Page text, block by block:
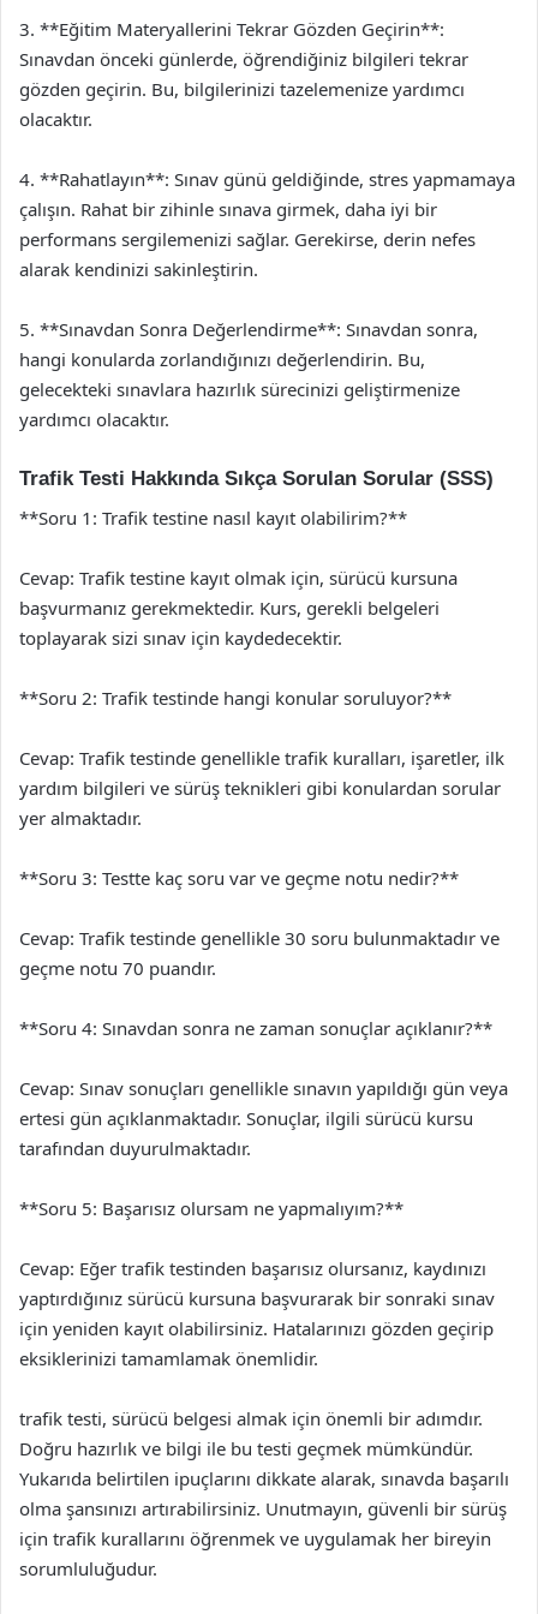
3. **Eğitim Materyallerini Tekrar Gözden Geçirin**:
Sınavdan önceki günlerde, öğrendiğiniz bilgileri tekrar
gözden geçirin. Bu, bilgilerinizi tazelemenize yardımcı
olacaktır.
4. **Rahatlayın**: Sınav günü geldiğinde, stres yapmamaya
çalışın. Rahat bir zihinle sınava girmek, daha iyi bir
performans sergilemenizi sağlar. Gerekirse, derin nefes
alarak kendinizi sakinleştirin.
5. **Sınavdan Sonra Değerlendirme**: Sınavdan sonra,
hangi konularda zorlandığınızı değerlendirin. Bu,
gelecekteki sınavlara hazırlık sürecinizi geliştirmenize
yardımcı olacaktır.
Trafik Testi Hakkında Sıkça Sorulan Sorular (SSS)
**Soru 1: Trafik testine nasıl kayıt olabilirim?**
Cevap: Trafik testine kayıt olmak için, sürücü kursuna
başvurmanız gerekmektedir. Kurs, gerekli belgeleri
toplayarak sizi sınav için kaydedecektir.
**Soru 2: Trafik testinde hangi konular soruluyor?**
Cevap: Trafik testinde genellikle trafik kuralları, işaretler, ilk
yardım bilgileri ve sürüş teknikleri gibi konulardan sorular
yer almaktadır.
**Soru 3: Testte kaç soru var ve geçme notu nedir?**
Cevap: Trafik testinde genellikle 30 soru bulunmaktadır ve
geçme notu 70 puandır.
**Soru 4: Sınavdan sonra ne zaman sonuçlar açıklanır?**
Cevap: Sınav sonuçları genellikle sınavın yapıldığı gün veya
ertesi gün açıklanmaktadır. Sonuçlar, ilgili sürücü kursu
tarafından duyurulmaktadır.
**Soru 5: Başarısız olursam ne yapmalıyım?**
Cevap: Eğer trafik testinden başarısız olursanız, kaydınızı
yaptırdığınız sürücü kursuna başvurarak bir sonraki sınav
için yeniden kayıt olabilirsiniz. Hatalarınızı gözden geçirip
eksiklerinizi tamamlamak önemlidir.
trafik testi, sürücü belgesi almak için önemli bir adımdır.
Doğru hazırlık ve bilgi ile bu testi geçmek mümkündür.
Yukarıda belirtilen ipuçlarını dikkate alarak, sınavda başarılı
olma şansınızı artırabilirsiniz. Unutmayın, güvenli bir sürüş
için trafik kurallarını öğrenmek ve uygulamak her bireyin
sorumluluğudur.